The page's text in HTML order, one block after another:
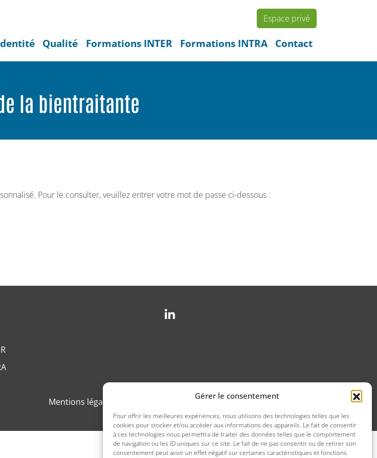
Gérer le consentement
Pour offrir les meilleures expériences, nous utilisons des technologies telles que les
cookies pour stocker et/ou accéder aux informations des appareils. Le fait de consentir
à ces technologies nous permettra de traiter des données telles que le comportement
de navigation ou les ID uniques sur ce site. Le fait de ne pas consentir ou de retirer son
consentement peut avoir un effet négatif sur certaines caractéristiques et fonctions.
Espace privé
Qualité Formations INTER Formations INTRA Contact
la bientraitante
Pour le consulter, veuillez entrer votre mot de passe ci-dessous :
Mentions légales Politique de confidentialité